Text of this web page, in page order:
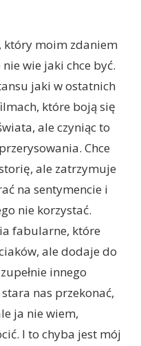
który moim zdaniem
wie jaki chce być.
jaki w ostatnich
które boją się
ale czyniąc to
Chce
ale zatrzymuje
na sentymencie i
nie korzystać.
fabularne, które
ale dodaje do
innego
nas przekonać,
ja nie wiem,
I to chyba jest mój